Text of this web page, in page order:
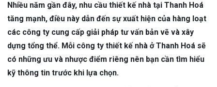
Nhiều năm gần đây, nhu cầu thiết kế nhà tại Thanh Hoá
tăng mạnh, điều này dẫn đến sự xuất hiện của hàng loạt
các công ty cung cấp giải pháp tư vấn bản vẽ và xây
dựng tổng thể. Mỗi công ty thiết kế nhà ở Thanh Hoá sẽ
có những ưu và nhược điểm riêng nên bạn cần tìm hiểu
kỹ thông tin trước khi lựa chọn.